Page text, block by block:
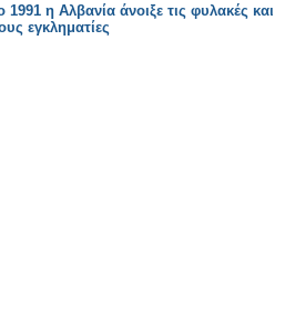
η Αλβανία άνοιξε τις φυλακές και
εγκληματίες